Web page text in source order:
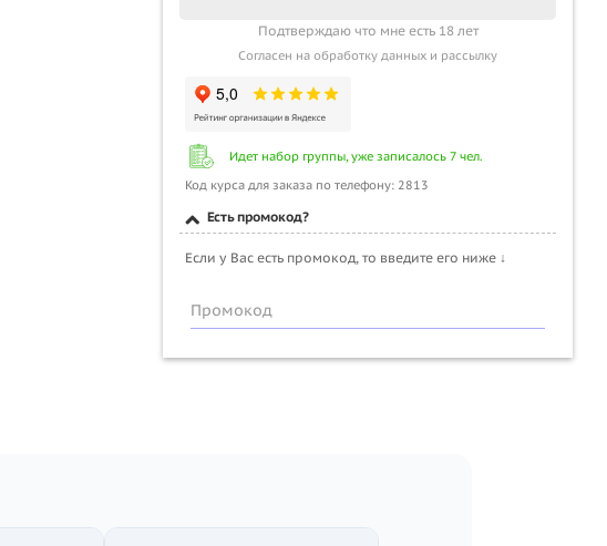
Подтверждаю что мне есть 18 лет
Согласен на обработку данных и рассылку
Идет набор группы, уже записалось 7 чел.
Код курса для заказа по телефону: 2813
Есть промокод?
Если у Вас есть промокод, то введите его ниже ↓
Промокод